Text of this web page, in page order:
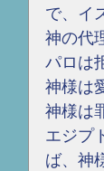
で、イ
神の代
パロは
神様は
神様は
エジプ
ば、神